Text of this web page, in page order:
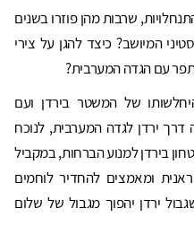
שרבות מהן פוזרו בשנים
המיושב? כיצד להגן על צירי
עם הגדה המערבית?
של המשטר בירדן ועם
ירדן לגדה המערבית, לנוכח
בירדן למנוע הברחות, במקביל
ומאמצים להחדיר לוחמים
ירדן יהפוך מגבול של שלום